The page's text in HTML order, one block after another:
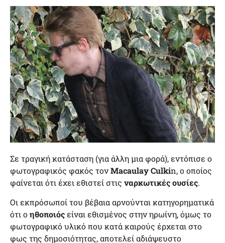
Σε τραγική κατάσταση (για άλλη μια φορά), εντόπισε ο
φωτογραφικός φακός τονMacaulay Culkin, ο οποίος
φαίνεται ότι έχει εθιστεί στις ναρκωτικές ουσίες.
Οι εκπρόσωποί του βέβαια αρνούνται κατηγορηματικά
ότι οηθοποιόςείναι εθισμένος στην ηρωίνη, όμως το
φωτογραφικό υλικό που κατά καιρούς έρχεται στο
φως της δημοσιότητας, αποτελεί αδιάψευστο